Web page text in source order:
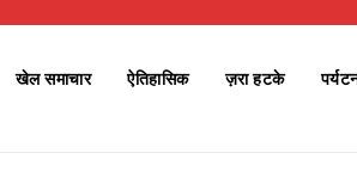
खेल समाचार ऐतिहासिक ज़रा हटके